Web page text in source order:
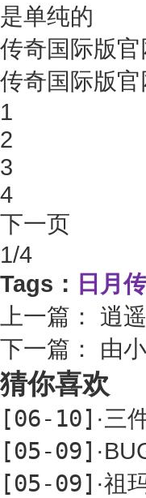
是单纯的
传奇国际版官
传奇国际版官
1
2
3
4
下一页
1/4
Tags： 日月
上一篇： 逍
下一篇： 由
猜你喜欢
[06-10] ·三
[05-09] ·
[05-09] ·祖